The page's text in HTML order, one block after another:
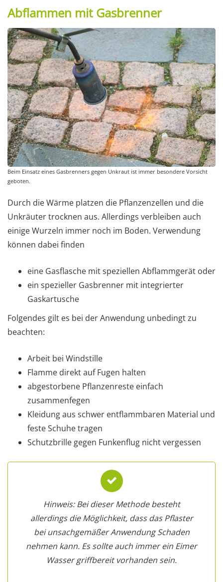
Abflammen mit Gasbrenner
Beim Einsatz eines Gasbrenners gegen Unkraut ist immer besondere Vorsicht
geboten.
Durch die Wärme platzen die Pflanzenzellen und die
Unkräuter trocknen aus. Allerdings verbleiben auch
einige Wurzeln immer noch im Boden. Verwendung
können dabei finden
eine Gasflasche mit speziellen Abflammgerät oder
ein spezieller Gasbrenner mit integrierter
Gaskartusche
Folgendes gilt es bei der Anwendung unbedingt zu
beachten:
Arbeit bei Windstille
Flamme direkt auf Fugen halten
abgestorbene Pflanzenreste einfach
zusammenfegen
Kleidung aus schwer entflammbaren Material und
feste Schuhe tragen
Schutzbrille gegen Funkenflug nicht vergessen
Hinweis: Bei dieser Methode besteht
allerdings die Möglichkeit, dass das Pflaster
bei unsachgemäßer Anwendung Schaden
nehmen kann. Es sollte auch immer ein Eimer
Wasser griffbereit vorhanden sein.